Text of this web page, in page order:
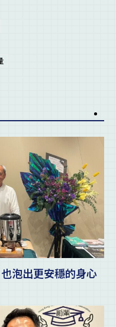
泡出更安穩的身心